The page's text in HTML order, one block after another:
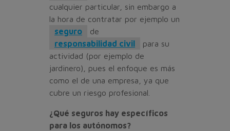
cualquier particular, sin embargo a
la hora de contratar por ejemplo un
seguro
de
responsabilidad civil
para su
actividad (por ejemplo de
jardinero), pues el enfoque es más
como el de una empresa, ya que
cubre un riesgo profesional.
¿Qué seguros hay específicos
para los autónomos?